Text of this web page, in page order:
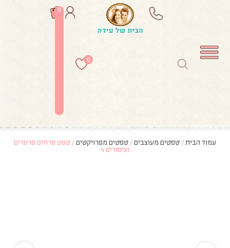
0
0
עמוד הבית/ טפטים מעוצבים/ טפטים מפרויקטים/ טפט פרחים פרפרים
וציפורים 4